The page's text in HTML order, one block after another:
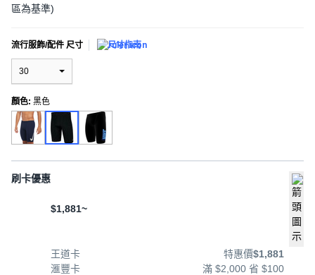
區為基準)
流行服飾/配件 尺寸 尺寸指南
30
顏色: 黑色
刷卡優惠
$1,881~
王道卡 特惠價$1,881
滙豐卡
滿 $2,000 省 $100